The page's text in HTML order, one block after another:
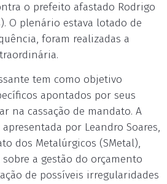
o prefeito afastado Rodrigo
O plenário estava lotado de
foram realizadas a
tem como objetivo
apontados por seus
na cassação de mandato. A
por Leandro Soares,
dos Metalúrgicos (SMetal),
a gestão do orçamento
de possíveis irregularidades